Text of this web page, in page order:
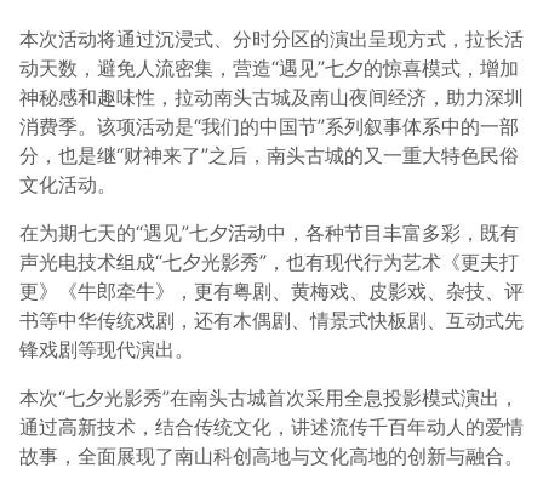
本次活动将通过沉浸式、分时分区的演出呈现方式，拉长活
动天数，避免人流密集，营造“遇见”七夕的惊喜模式，增加
神秘感和趣味性，拉动南头古城及南山夜间经济，助力深圳
消费季。该项活动是“我们的中国节”系列叙事体系中的一部
分，也是继“财神来了”之后，南头古城的又一重大特色民俗
文化活动。
在为期七天的“遇见”七夕活动中，各种节目丰富多彩，既有
声光电技术组成“七夕光影秀”，也有现代行为艺术《更夫打
更》《牛郎牵牛》，更有粤剧、黄梅戏、皮影戏、杂技、评
书等中华传统戏剧，还有木偶剧、情景式快板剧、互动式先
锋戏剧等现代演出。
本次“七夕光影秀”在南头古城首次采用全息投影模式演出，
通过高新技术，结合传统文化，讲述流传千百年动人的爱情
故事，全面展现了南山科创高地与文化高地的创新与融合。